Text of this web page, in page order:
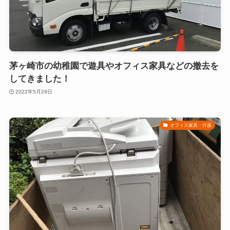
茅ヶ崎市の幼稚園で遊具やオフィス家具などの撤去を
してきました！
2022年5月29日
オフィス家具・什器